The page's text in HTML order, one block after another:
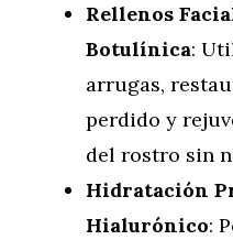
Rellenos
Botulínica:
arrugas,
perdido y
del rostro sin
Hidratación
Hialurónico: